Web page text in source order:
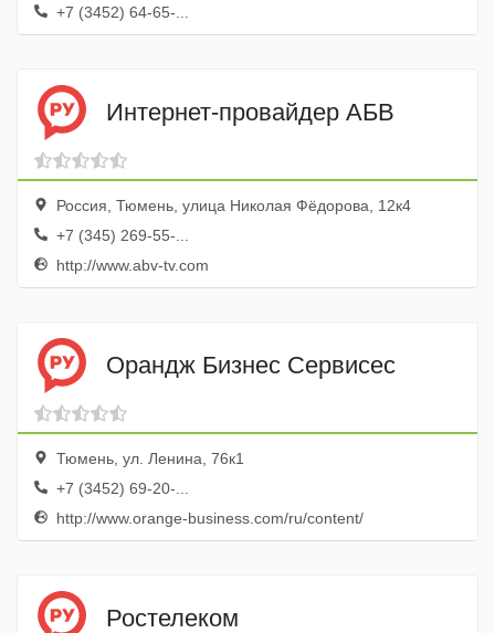
+7 (3452) 64-65-...
Интернет-провайдер АБВ
Россия, Тюмень, улица Николая Фёдорова, 12к4
+7 (345) 269-55-...
http://www.abv-tv.com
Орандж Бизнес Сервисес
Тюмень, ул. Ленина, 76к1
+7 (3452) 69-20-...
http://www.orange-business.com/ru/content/
Ростелеком